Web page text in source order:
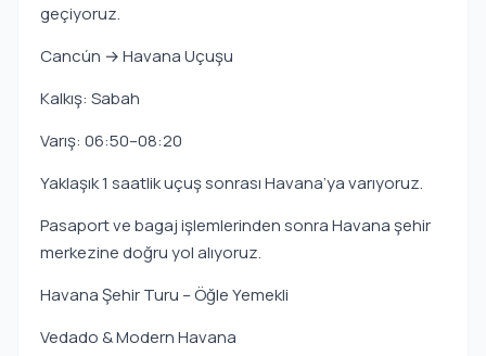
geçiyoruz.
Cancún → Havana Uçuşu
Kalkış: Sabah
Varış: 06:50–08:20
Yaklaşık 1 saatlik uçuş sonrası Havana’ya varıyoruz.
Pasaport ve bagaj işlemlerinden sonra Havana şehir
merkezine doğru yol alıyoruz.
Havana Şehir Turu – Öğle Yemekli
Vedado & Modern Havana